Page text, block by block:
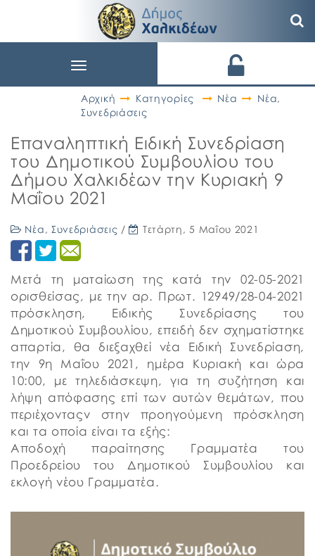
Toggle
Αρχική
Κατηγορίες Νέα Νέα,
Συνεδριάσεις
Επαναληπτική Ειδική Συνεδρίαση
του Δημοτικού Συμβουλίου του
Δήμου Χαλκιδέων την Κυριακή 9
Μαΐου 2021
Νέα , Συνεδριάσεις / Τετάρτη, 5 Μαΐου 2021
Μετά τη ματαίωση της κατά την 02-05-2021
ορισθείσας, με την αρ. Πρωτ. 12949/28-04-2021
πρόσκληση, Ειδικής Συνεδρίασης του
Δημοτικού Συμβουλίου, επειδή δεν σχηματίστηκε
απαρτία, θα διεξαχθεί νέα Ειδική Συνεδρίαση,
την 9η Μαΐου 2021, ημέρα Κυριακή και ώρα
10:00, με τηλεδιάσκεψη, για τη συζήτηση και
λήψη απόφασης επί των αυτών θεμάτων, που
περιέχονταςν στην προηγούμενη πρόσκληση
και τα οποία είναι τα εξής:
Αποδοχή παραίτησης Γραμματέα του
Προεδρείου του Δημοτικού Συμβουλίου και
εκλογή νέου Γραμματέα.